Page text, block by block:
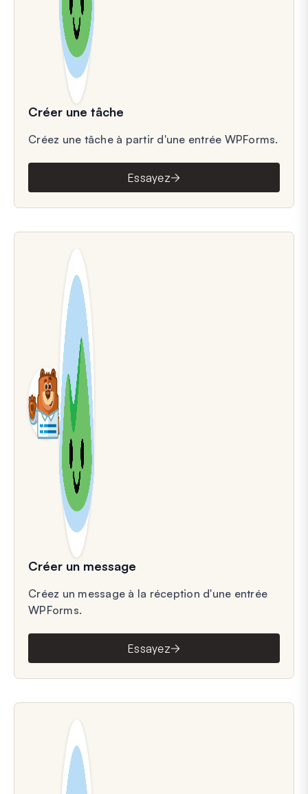
Créer une tâche
Créez une tâche à partir d'une entrée WPForms.
Essayez
Créer un message
Créez un message à la réception d'une entrée
WPForms.
Essayez